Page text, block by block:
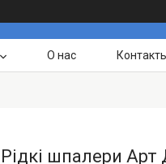
О нас
Рідкі шпалери Арт